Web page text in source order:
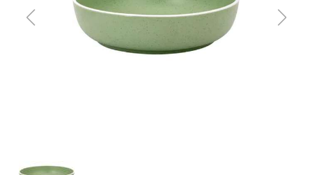
Rengjøring & Vedlikehold
Bil, vogn & henger